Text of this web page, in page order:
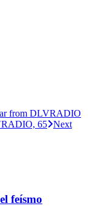
from DLVRADIO
65 Next
feísmo